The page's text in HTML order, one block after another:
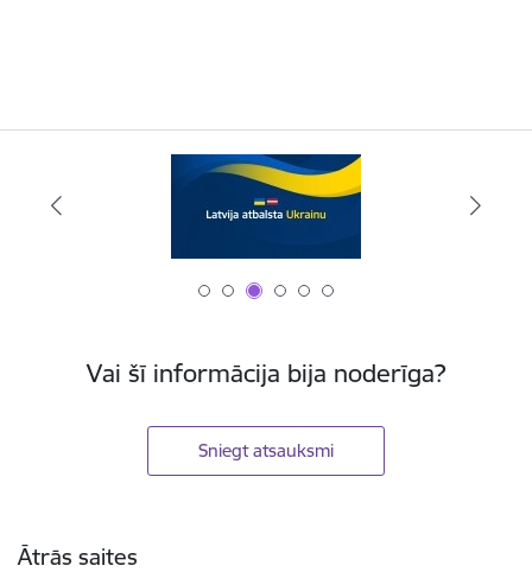
Vai šī informācija bija noderīga?
Sniegt atsauksmi
Ātrās saites